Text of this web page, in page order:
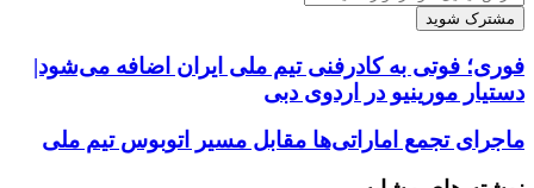
ایمیل
خود
را
وارد
کنید
فوری؛ فوتی به کادرفنی تیم ملی ایران اضافه می‌شود|
دستیار مورینیو در اردوی دبی
ماجرای تجمع اماراتی‌ها مقابل مسیر اتوبوس تیم ملی